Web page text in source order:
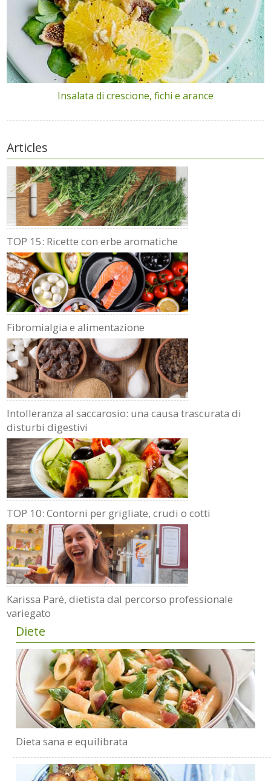
Insalata di crescione, fichi e arance
Articles
TOP 15: Ricette con erbe aromatiche
Fibromialgia e alimentazione
Intolleranza al saccarosio: una causa trascurata di
disturbi digestivi
TOP 10: Contorni per grigliate, crudi o cotti
Karissa Paré, dietista dal percorso professionale
variegato
Diete
Dieta sana e equilibrata